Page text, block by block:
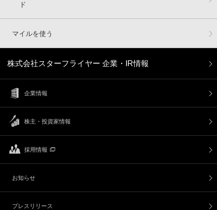
ド
マイルを使う
株式会社スターフライヤー 企業・IR情報
企業情報
株主・投資家情報
採用情報
お知らせ
プレスリリース